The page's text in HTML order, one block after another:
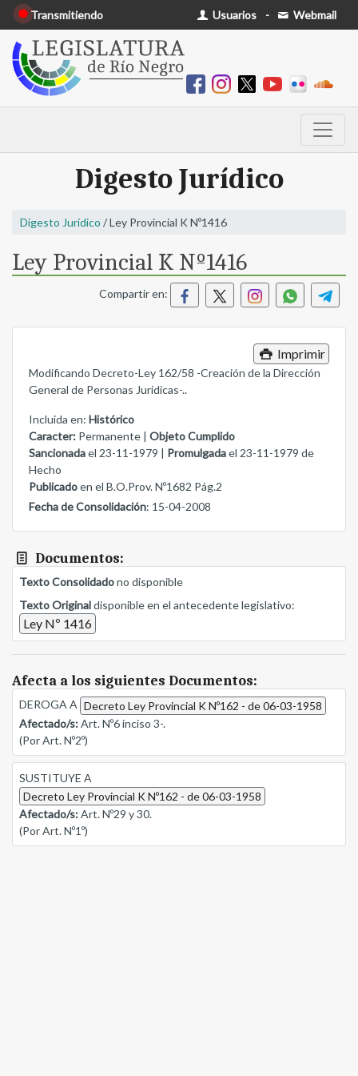
Transmitiendo Usuarios - Webmail
Digesto Jurídico
Digesto Jurídico / Ley Provincial K Nº1416
Ley Provincial K Nº1416
Compartir en:
Imprimir
Modificando Decreto-Ley 162/58 -Creación de la Dirección
General de Personas Jurídicas-..
Incluida en: Histórico
Caracter: Permanente | Objeto Cumplido
Sancionadael 23-11-1979 | Promulgadael 23-11-1979 de
Hecho
Publicadoen el B.O.Prov. Nº1682 Pág.2
Fecha de Consolidación: 15-04-2008
Documentos:
Texto Consolidadono disponible
Texto Originaldisponible en el antecedente legislativo:
Ley Nº 1416
Afecta a los siguientes Documentos:
DEROGA A Decreto Ley Provincial K Nº162 - de 06-03-1958
Afectado/s:Art. Nº6 inciso 3-.
(Por Art. Nº2º)
SUSTITUYE A
Decreto Ley Provincial K Nº162 - de 06-03-1958
Afectado/s:Art. Nº29 y 30.
(Por Art. Nº1º)